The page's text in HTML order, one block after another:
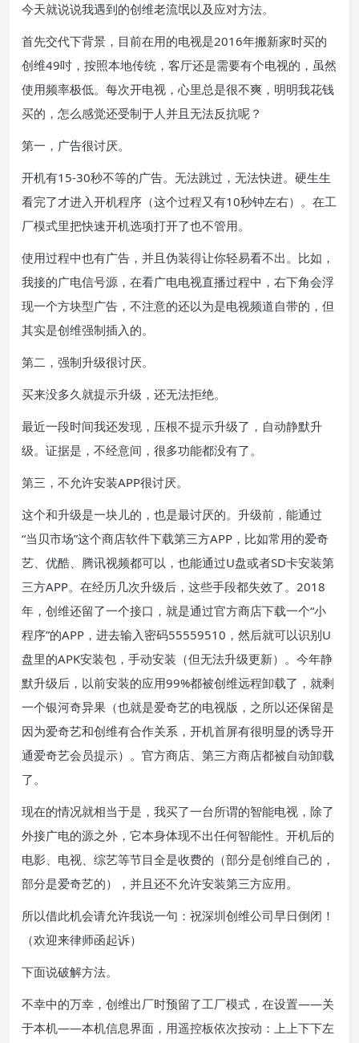
今天就说说我遇到的创维老流氓以及应对方法。
首先交代下背景，目前在用的电视是2016年搬新家时买的
创维49吋，按照本地传统，客厅还是需要有个电视的，虽然
使用频率极低。每次开电视，心里总是很不爽，明明我花钱
买的，怎么感觉还受制于人并且无法反抗呢？
第一，广告很讨厌。
开机有15-30秒不等的广告。无法跳过，无法快进。硬生生
看完了才进入开机程序（这个过程又有10秒钟左右）。在工
厂模式里把快速开机选项打开了也不管用。
使用过程中也有广告，并且伪装得让你轻易看不出。比如，
我接的广电信号源，在看广电电视直播过程中，右下角会浮
现一个方块型广告，不注意的还以为是电视频道自带的，但
其实是创维强制插入的。
第二，强制升级很讨厌。
买来没多久就提示升级，还无法拒绝。
最近一段时间我还发现，压根不提示升级了，自动静默升
级。证据是，不经意间，很多功能都没有了。
第三，不允许安装APP很讨厌。
这个和升级是一块儿的，也是最讨厌的。升级前，能通过
“当贝市场”这个商店软件下载第三方APP，比如常用的爱奇
艺、优酷、腾讯视频都可以，也能通过U盘或者SD卡安装第
三方APP。在经历几次升级后，这些手段都失效了。2018
年，创维还留了一个接口，就是通过官方商店下载一个“小
程序”的APP，进去输入密码55559510，然后就可以识别U
盘里的APK安装包，手动安装（但无法升级更新）。今年静
默升级后，以前安装的应用99%都被创维远程卸载了，就剩
一个银河奇异果（也就是爱奇艺的电视版，之所以还保留是
因为爱奇艺和创维有合作关系，开机首屏有很明显的诱导开
通爱奇艺会员提示）。官方商店、第三方商店都被自动卸载
了。
现在的情况就相当于是，我买了一台所谓的智能电视，除了
外接广电的源之外，它本身体现不出任何智能性。开机后的
电影、电视、综艺等节目全是收费的（部分是创维自己的，
部分是爱奇艺的），并且还不允许安装第三方应用。
所以借此机会请允许我说一句：祝深圳创维公司早日倒闭！
（欢迎来律师函起诉）
下面说破解方法。
不幸中的万幸，创维出厂时预留了工厂模式，在设置——关
于本机——本机信息界面，用遥控板依次按动：上上下下左